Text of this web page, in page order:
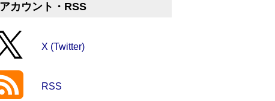
アカウント・RSS
X (Twitter)
RSS